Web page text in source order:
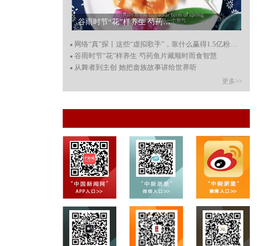
谷雨时节“花”样养生 芍药鱼片藏顺时而食智慧...
网络“真”探丨这些“虚拟歌手”，靠什么赢得1.5亿粉丝？
谷雨时节“花”样养生 芍药鱼片藏顺时而食智慧
从舞者到主创 她把畲族故事讲给世界听
更多>>